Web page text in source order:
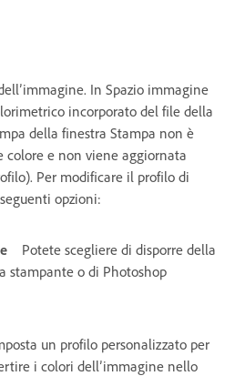
In Spazio immagine
incorporato del file della
della finestra Stampa non è
colore e non viene aggiornata
Per modificare il profilo di
opzioni:
Potete scegliere di disporre della
stampante o di Photoshop
un profilo personalizzato per
i colori dell’immagine nello